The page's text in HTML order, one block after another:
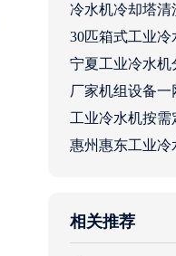
冷水机冷却塔清
30匹箱式工业
宁夏工业冷水
厂家机组设备一
工业冷水机按需
惠州惠东工业冷
相关推荐